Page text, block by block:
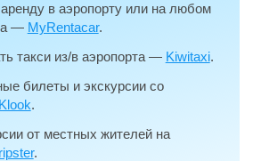
аренду в аэропорту или на любом
— MyRentacar.
такси из/в аэропорта — Kiwitaxi.
билеты и экскурсии со
Klook.
от местных жителей на
.